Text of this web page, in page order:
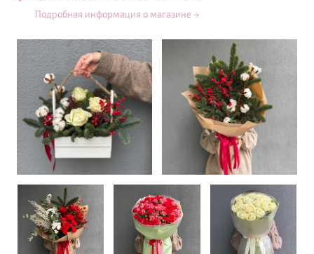
Подробная информация о магазине →